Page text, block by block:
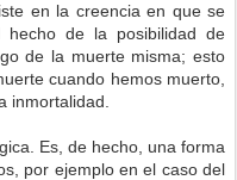
en la creencia en que se
de la posibilidad de
de la muerte misma; esto
cuando hemos muerto,
inmortalidad.
Es, de hecho, una forma
por ejemplo en el caso del